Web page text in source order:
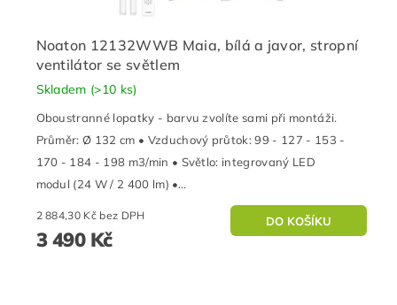
Noaton 12132WWB Maia, bílá a javor, stropní
ventilátor se světlem
Skladem (>10 ks)
Oboustranné lopatky - barvu zvolíte sami při montáži.
Průměr: Ø 132 cm • Vzduchový průtok: 99 - 127 - 153 -
170 - 184 - 198 m3/min • Světlo: integrovaný LED
modul (24 W / 2 400 lm) •...
2 884,30 Kč bez DPH
3 490 Kč